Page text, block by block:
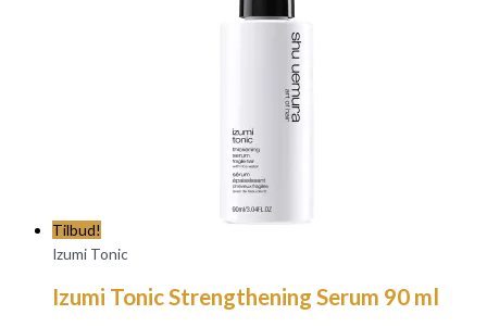
Tilbud!
Izumi Tonic
Izumi Tonic Strengthening Serum 90 ml